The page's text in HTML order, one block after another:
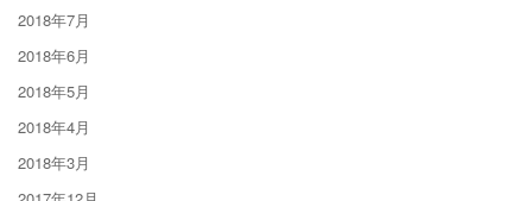
2018年7月
2018年6月
2018年5月
2018年4月
2018年3月